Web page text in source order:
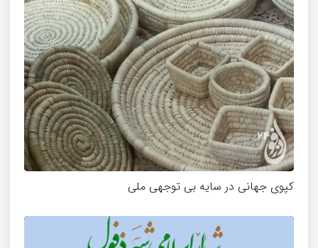
کپوی جهانی در سایه بی توجهی ملی